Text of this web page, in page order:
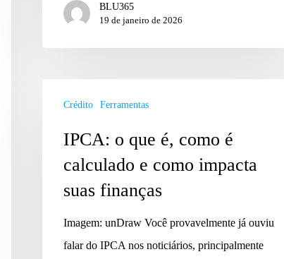
BLU365
19 de janeiro de 2026
Crédito Ferramentas
IPCA: o que é, como é
calculado e como impacta
suas finanças
Imagem: unDraw Você provavelmente já ouviu
falar do IPCA nos noticiários, principalmente